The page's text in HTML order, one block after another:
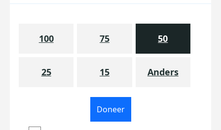
100 75 50
25 15 Anders
Doneer